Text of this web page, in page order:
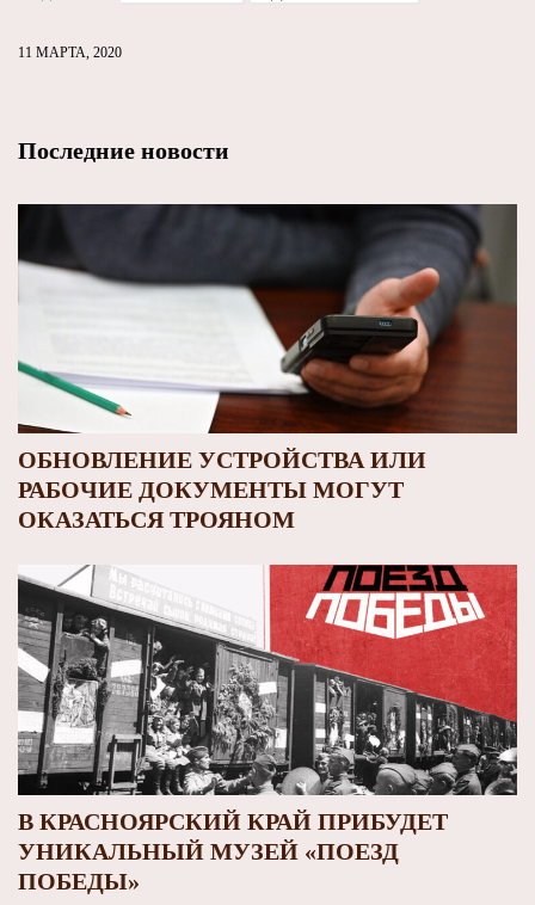
11 МАРТА, 2020
Последние новости
ОБНОВЛЕНИЕ УСТРОЙСТВА ИЛИ
РАБОЧИЕ ДОКУМЕНТЫ МОГУТ
ОКАЗАТЬСЯ ТРОЯНОМ
В КРАСНОЯРСКИЙ КРАЙ ПРИБУДЕТ
УНИКАЛЬНЫЙ МУЗЕЙ «ПОЕЗД
ПОБЕДЫ»